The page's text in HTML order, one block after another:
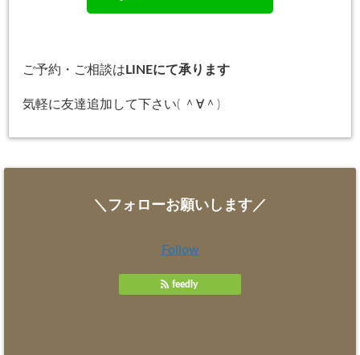
ご予約・ご相談は LINEにて承ります
気軽に友達追加して下さい( ＾∀＾)
＼フォローお願いします／
Follow
feedly